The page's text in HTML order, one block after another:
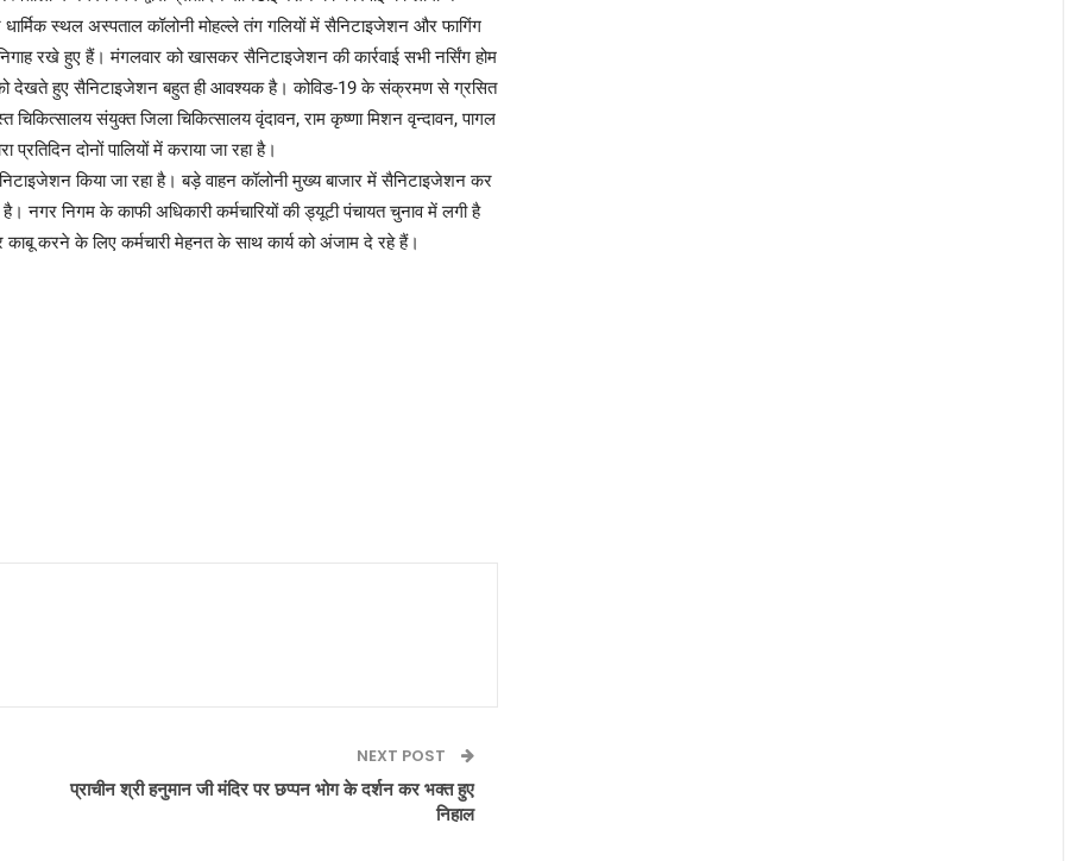
स्थल अस्पताल कॉलोनी मोहल्ले तंग गलियों में सैनिटाइजेशन और फागिंग
रखे हुए हैं। मंगलवार को खासकर सैनिटाइजेशन की कार्रवाई सभी नर्सिंग होम
देखते हुए सैनिटाइजेशन बहुत ही आवश्यक है। कोविड-19 के संक्रमण से ग्रसित
संयुक्त जिला चिकित्सालय वृंदावन, राम कृष्णा मिशन वृन्दावन, पागल
दोनों पालियों में कराया जा रहा है।
किया जा रहा है। बड़े वाहन कॉलोनी मुख्य बाजार में सैनिटाइजेशन कर
नगर निगम के काफी अधिकारी कर्मचारियों की ड्यूटी पंचायत चुनाव में लगी है
करने के लिए कर्मचारी मेहनत के साथ कार्य को अंजाम दे रहे हैं।
NEXT POST
प्राचीन श्री हनुमान जी मंदिर पर छप्पन भोग के दर्शन कर भक्त हुए
निहाल